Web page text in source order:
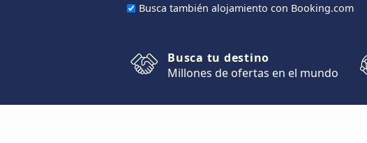
Busca también alojamiento con Booking.com
Busca tu destino
Millones de ofertas en el mundo